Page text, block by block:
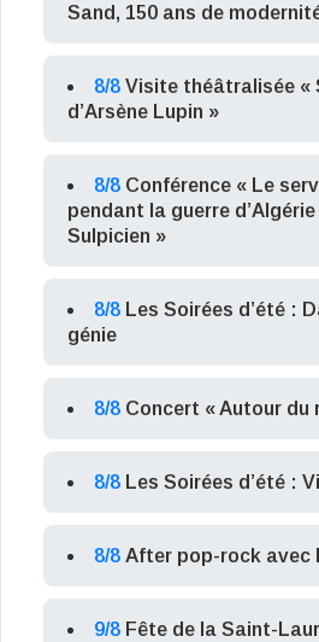
Sand, 150 ans de
8/8 Visite théâtralisée «
d’Arsène Lupin »
8/8 Conférence « Le
pendant la guerre
Sulpicien »
8/8 Les Soirées d’été :
génie
8/8 Concert « Autour du
8/8 Les Soirées d’été :
8/8 After pop-rock avec
9/8 Fête de la Saint-